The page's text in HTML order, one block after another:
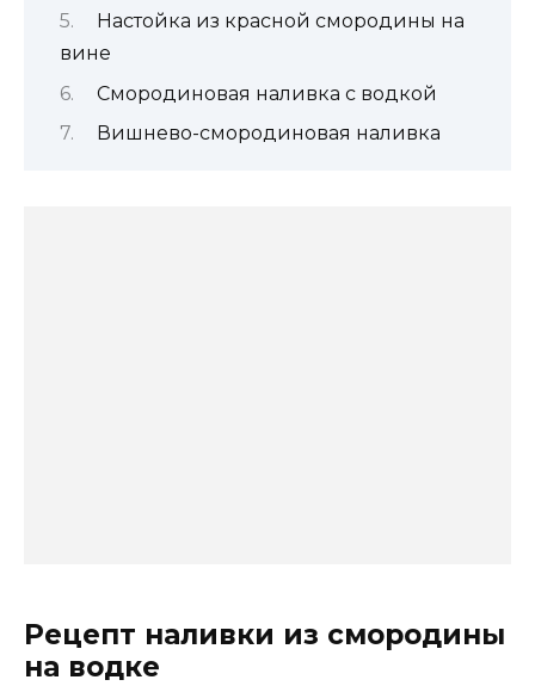
Настойка из красной смородины на
вине
Смородиновая наливка с водкой
Вишнево-смородиновая наливка
Рецепт наливки из смородины
на водке